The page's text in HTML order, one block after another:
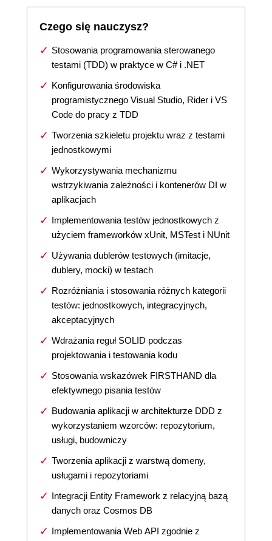
Czego się nauczysz?
Stosowania programowania sterowanego
testami (TDD) w praktyce w C# i .NET
Konfigurowania środowiska
programistycznego Visual Studio, Rider i VS
Code do pracy z TDD
Tworzenia szkieletu projektu wraz z testami
jednostkowymi
Wykorzystywania mechanizmu
wstrzykiwania zależności i kontenerów DI w
aplikacjach
Implementowania testów jednostkowych z
użyciem frameworków xUnit, MSTest i NUnit
Używania dublerów testowych (imitacje,
dublery, mocki) w testach
Rozróżniania i stosowania różnych kategorii
testów: jednostkowych, integracyjnych,
akceptacyjnych
Wdrażania reguł SOLID podczas
projektowania i testowania kodu
Stosowania wskazówek FIRSTHAND dla
efektywnego pisania testów
Budowania aplikacji w architekturze DDD z
wykorzystaniem wzorców: repozytorium,
usługi, budowniczy
Tworzenia aplikacji z warstwą domeny,
usługami i repozytoriami
Integracji Entity Framework z relacyjną bazą
danych oraz Cosmos DB
Implementowania Web API zgodnie z